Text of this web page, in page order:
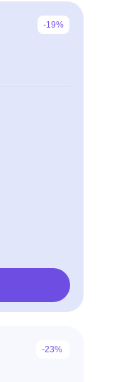
-23%
-19%